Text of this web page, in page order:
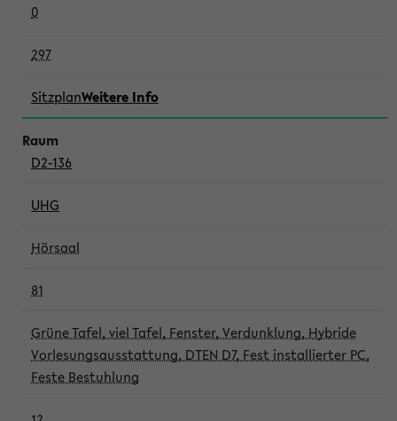
0
297
SitzplanWeitere Info
D2-136
UHG
Hörsaal
81
Grüne Tafel, viel Tafel, Fenster, Verdunklung, Hybride
Vorlesungsausstattung, DTEN D7, Fest installierter PC,
Feste Bestuhlung